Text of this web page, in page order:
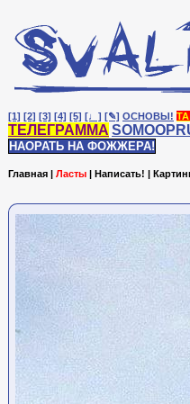
[1] [2] [3] [4] [5] [♩] [✎] ОСНОВЫ!
ТЕЛЕГРАММА
НАОРАТЬ НА ФОЖЖЕРА!
Главная | Ласты | Написать! |